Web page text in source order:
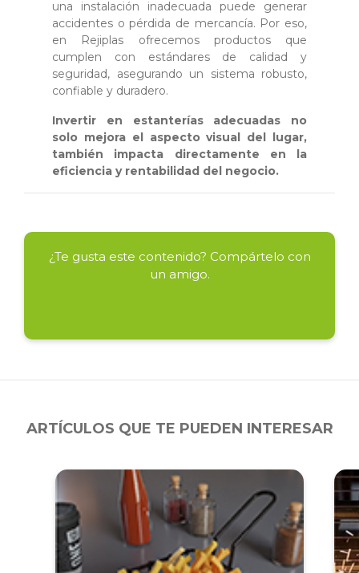
una instalación inadecuada puede generar
accidentes o pérdida de mercancía. Por eso,
en Rejiplas ofrecemos productos que
cumplen con estándares de calidad y
seguridad, asegurando un sistema robusto,
confiable y duradero.
Invertir en estanterías adecuadas no
solo mejora el aspecto visual del lugar,
también impacta directamente en la
eficiencia y rentabilidad del negocio.
¿Te gusta este contenido? Compártelo con
un amigo.
ARTÍCULOS QUE TE PUEDEN INTERESAR